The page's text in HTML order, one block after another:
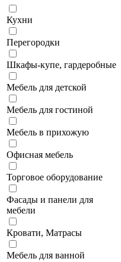
Кухни
Перегородки
Шкафы-купе, гардеробные
Мебель для детской
Мебель для гостиной
Мебель в прихожую
Офисная мебель
Торговое оборудование
Фасады и панели для
мебели
Кровати, Матрасы
Мебель для ванной